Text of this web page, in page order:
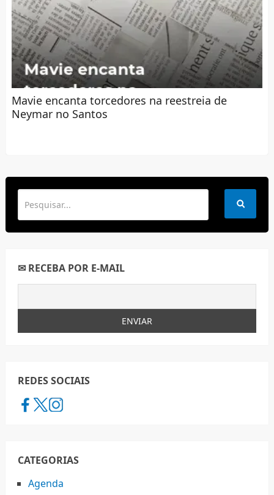
Mavie encanta torcedores na reestreia de
Neymar no Santos
✉ RECEBA POR E-MAIL
REDES SOCIAIS
CATEGORIAS
Agenda